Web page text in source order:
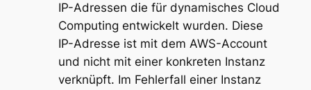
IP-Adressen die für dynamisches Cloud
Computing entwickelt wurden. Diese
IP-Adresse ist mit dem AWS-Account
und nicht mit einer konkreten Instanz
verknüpft. Im Fehlerfall einer Instanz